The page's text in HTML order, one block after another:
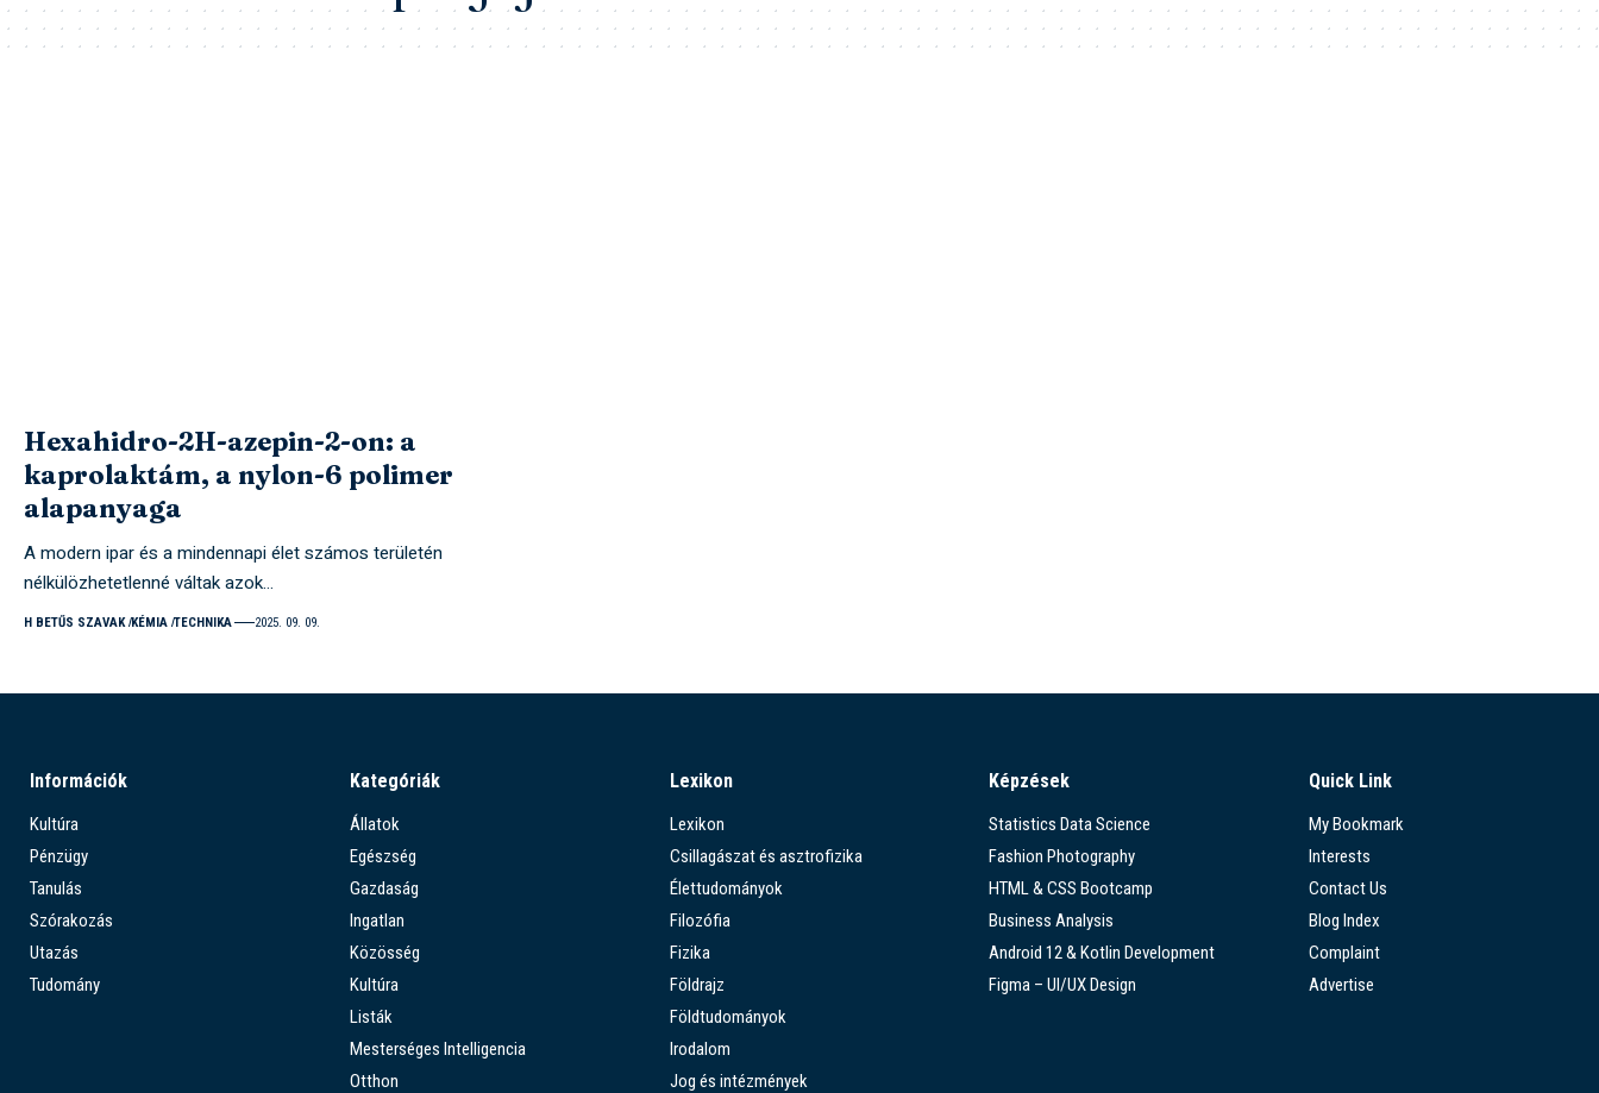
Hexahidro-2H-azepin-2-on: a
kaprolaktám, a nylon-6 polimer
alapanyaga
A modern ipar és a mindennapi élet számos területén
nélkülözhetetlenné váltak azok…
H BETŰS SZAVAK KÉMIA TECHNIKA 2025. 09. 09.
Információk
Kultúra
Pénzügy
Tanulás
Szórakozás
Utazás
Tudomány
Kategóriák
Állatok
Egészség
Gazdaság
Ingatlan
Közösség
Kultúra
Listák
Mesterséges Intelligencia
Otthon
Lexikon
Lexikon
Csillagászat és asztrofizika
Élettudományok
Filozófia
Fizika
Földrajz
Földtudományok
Irodalom
Jog és intézmények
Képzések
Statistics Data Science
Fashion Photography
HTML & CSS Bootcamp
Business Analysis
Android 12 & Kotlin Development
Figma – UI/UX Design
Quick Link
My Bookmark
Interests
Contact Us
Blog Index
Complaint
Advertise